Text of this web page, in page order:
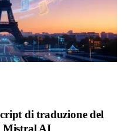
di traduzione del
Mistral AI